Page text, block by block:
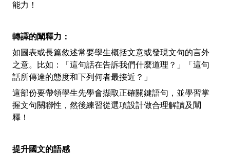
能力！
轉譯的闡釋力：
如圖表或長篇敘述常要學生概括文意或發現文句的言外
之意。比如：「這句話在告訴我們什麼道理？」「這句
話所傳達的態度和下列何者最接近？」
這部份要帶領學生先學會擷取正確關鍵語句，並學習掌
握文句關聯性，然後練習從選項設計做合理解讀及闡
釋！
提升國文的語感